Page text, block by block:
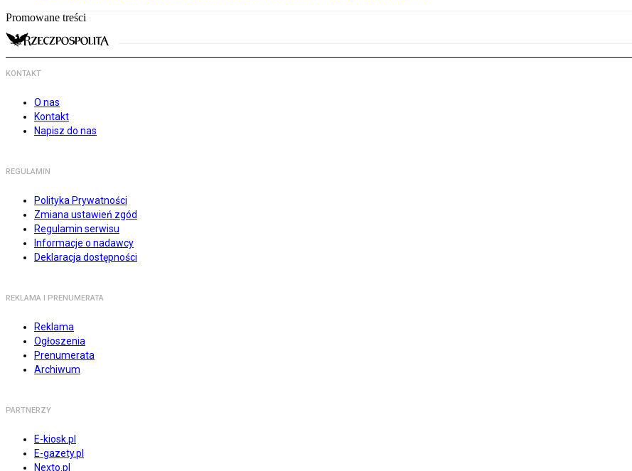
Promowane treści
KONTAKT
O nas
Kontakt
Napisz do nas
REGULAMIN
Polityka Prywatności
Zmiana ustawień zgód
Regulamin serwisu
Informacje o nadawcy
Deklaracja dostępności
REKLAMA I PRENUMERATA
Reklama
Ogłoszenia
Prenumerata
Archiwum
PARTNERZY
E-kiosk.pl
E-gazety.pl
Nexto.pl